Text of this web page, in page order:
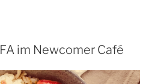
im Newcomer Café